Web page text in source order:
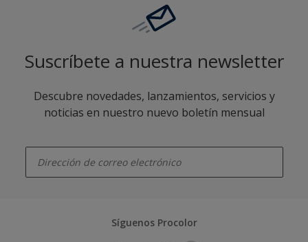
Suscríbete a nuestra newsletter
Descubre novedades, lanzamientos, servicios y
noticias en nuestro nuevo boletín mensual
Síguenos Procolor